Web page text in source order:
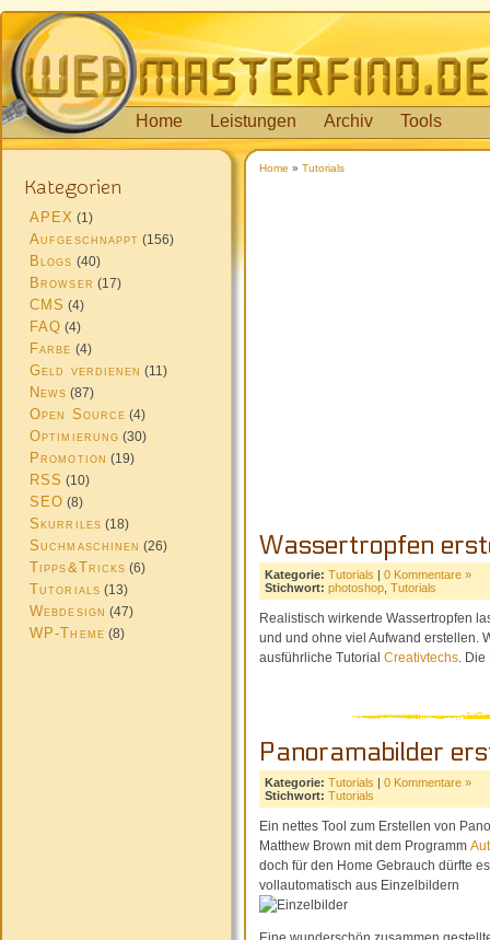
Home Leistungen Archiv Tools
Home » Tutorials
Wassertropfen
Kategorie: Tutorials
0 Kommentare »
Stichwort: photoshop Tutorials
Realistisch wirkende Wassertropfen
und und ohne viel Aufwand erstellen.
ausführliche Tutorial Creativtechs. Die
Panoramabilder
Kategorie: Tutorials | 0 Kommentare »
Stichwort: Tutorials
Ein nettes Tool zum Erstellen von
Matthew Brown mit dem Programm
doch für den Home Gebrauch dürfte
vollautomatisch aus Einzelbildern
Kategorien
APEX (1)
Aufgeschnappt (156)
Blogs (40)
Browser (17)
CMS (4)
FAQ (4)
Farbe (4)
Geld verdienen (11)
News (87)
Open Source (4)
Optimierung (30)
Promotion (19)
RSS (10)
SEO (8)
Skurriles (18)
Suchmaschinen (26)
Tipps&Tricks (6)
Tutorials (13)
Webdesign (47)
WP-Theme (8)